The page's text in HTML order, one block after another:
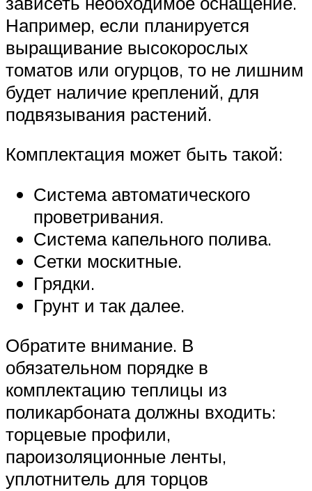
Например, если планируется
выращивание высокорослых
томатов или огурцов, то не лишним
будет наличие креплений, для
подвязывания растений.
Комплектация может быть такой:
Система автоматического
проветривания.
Система капельного полива.
Сетки москитные.
Грядки.
Грунт и так далее.
Обратите внимание. В
обязательном порядке в
комплектацию теплицы из
поликарбоната должны входить:
торцевые профили,
пароизоляционные ленты,
уплотнитель для торцов